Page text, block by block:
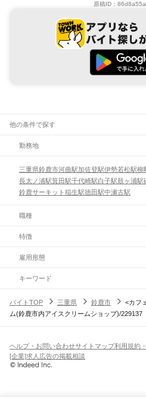
原稿ID：
他の条件で探す
勤務地
三重県鈴鹿市河曲駅加佐登駅伊勢若松駅柳
長太ノ浦駅箕田駅千代崎駅白子駅鼓ヶ浦駅
鈴鹿サーキット稲生駅徳田駅中瀬古駅
職種
特徴
雇用形態
キーワード
バイトTOP 三重県 鈴鹿市
<カフ
ム(鈴鹿市内アイスクリームショップ)/229137
ヘルプ・お問い合わせサイトマップ利用規約
[企業]求人広告の掲載相談